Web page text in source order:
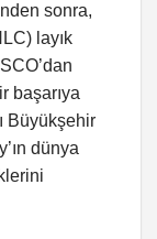
sonra,
layık
başarıya
Büyükşehir
dünya